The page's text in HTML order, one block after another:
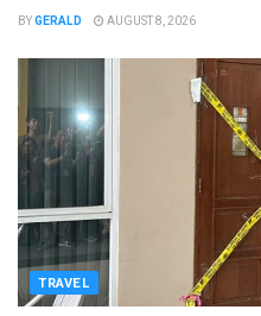
BYGERALD AUGUST 8, 2026
TRAVEL